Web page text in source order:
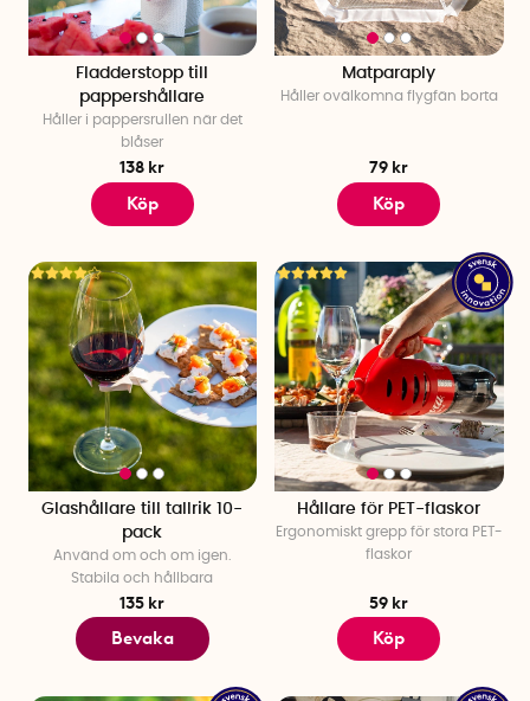
Fladderstopp till
pappershållare
Håller i pappersrullen när det
blåser
138 kr
Köp
Matparaply
Håller ovälkomna flygfän borta
79 kr
Köp
Glashållare till tallrik 10-
pack
Använd om och om igen.
Stabila och hållbara
135 kr
Bevaka
Hållare för PET-flaskor
Ergonomiskt grepp för stora PET-
flaskor
59 kr
Köp